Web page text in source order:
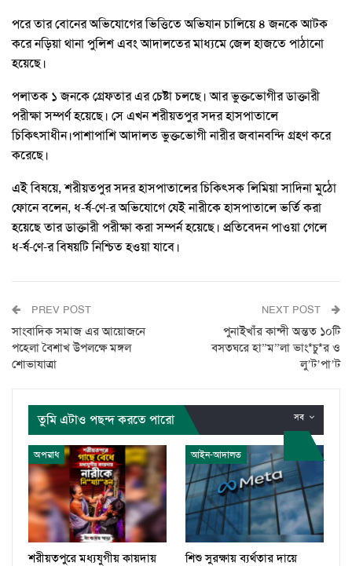
পরে তার বোনের অভিযোগের ভিত্তিতে অভিযান চালিয়ে ৪ জনকে আটক
করে নড়িয়া থানা পুলিশ এবং আদালতের মাধ্যমে জেল হাজতে পাঠানো
হয়েছে।
পলাতক ১ জনকে গ্রেফতার এর চেষ্টা চলছে। আর ভুক্তভোগীর ডাক্তারী
পরীক্ষা সম্পর্ণ হয়েছে। সে এখন শরীয়তপুর সদর হাসপাতালে
চিকিৎসাধীন।পাশাপাশি আদালত ভুক্তভোগী নারীর জবানবন্দি গ্রহণ করে
করেছে।
এই বিষয়ে, শরীয়তপুর সদর হাসপাতালের চিকিৎসক লিমিয়া সাদিনা মুঠো
ফোনে বলেন, ধ-র্ষ-ণে-র অভিযোগে যেই নারীকে হাসপাতালে ভর্তি করা
হয়েছে তার ডাক্তারী পরীক্ষা করা সম্পর্ন হয়েছে। প্রতিবেদন পাওয়া গেলে
ধ-র্ষ-ণে-র বিষয়টি নিশ্চিত হওয়া যাবে।
PREV POST
সাংবাদিক সমাজ এর আয়োজনে
পহেলা বৈশাখ উপলক্ষে মঙ্গল
শোভাযাত্রা
NEXT POST
পুনাইখাঁর কান্দী অন্তত ১০টি
বসতঘরে হা”ম”লা ভাং*চু*র ও
লু’ট’পা’ট
সব
তুমি এটাও পছন্দ করতে পারো
অপরাধ
শরীয়তপুরে মধ্যযুগীয় কায়দায়
আইন-আদালত
শিশু সুরক্ষায় ব্যর্থতার দায়ে